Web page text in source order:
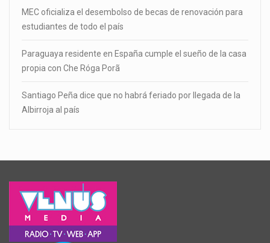
MEC oficializa el desembolso de becas de renovación para
estudiantes de todo el país
Paraguaya residente en España cumple el sueño de la casa
propia con Che Róga Porã
Santiago Peña dice que no habrá feriado por llegada de la
Albirroja al país